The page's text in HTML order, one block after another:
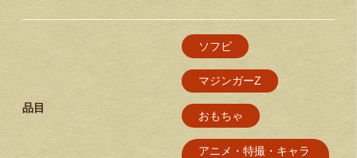
品目
ソフビ
マジンガーZ
おもちゃ
アニメ・特撮・キャラ